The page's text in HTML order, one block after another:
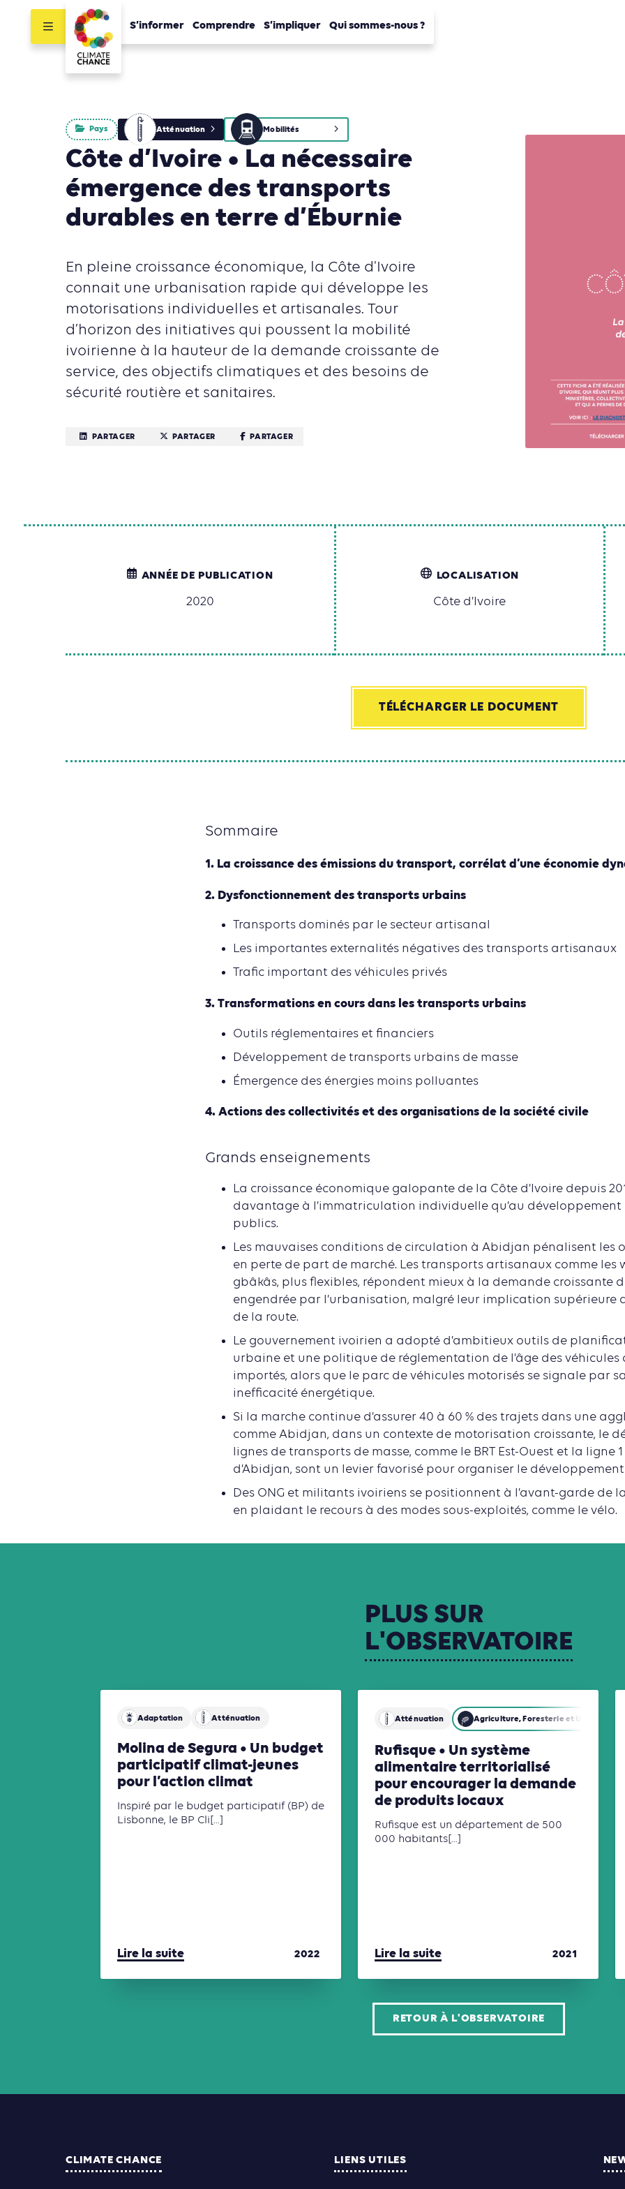
S’informer Comprendre S’impliquer Qui sommes-nous ?
Pays Atténuation Mobilités
Côte d’Ivoire • La nécessaire
émergence des transports
durables en terre d’Éburnie
En pleine croissance économique, la Côte d'Ivoire
connait une urbanisation rapide qui développe les
motorisations individuelles et artisanales. Tour
d’horizon des initiatives qui poussent la mobilité
ivoirienne à la hauteur de la demande croissante de
service, des objectifs climatiques et des besoins de
sécurité routière et sanitaires.
PARTAGER PARTAGER PARTAGER
ANNÉE DE PUBLICATION
2020
LOCALISATION
Côte d’Ivoire
TÉLÉCHARGER LE DOCUMENT
Sommaire
1. La croissance des émissions du transport, corrélat d’une économie
2. Dysfonctionnement des transports urbains
Transports dominés par le secteur artisanal
Les importantes externalités négatives des transports artisanaux
Trafic important des véhicules privés
3. Transformations en cours dans les transports urbains
Outils réglementaires et financiers
Développement de transports urbains de masse
Émergence des énergies moins polluantes
4. Actions des collectivités et des organisations de la société civile
Grands enseignements
La croissance économique galopante de la Côte d’Ivoire depuis
davantage à l’immatriculation individuelle qu’au développement
publics.
Les mauvaises conditions de circulation à Abidjan pénalisent les
en perte de part de marché. Les transports artisanaux comme les
gbâkâs, plus flexibles, répondent mieux à la demande croissante
engendrée par l’urbanisation, malgré leur implication supérieure
de la route.
Le gouvernement ivoirien a adopté d’ambitieux outils de
urbaine et une politique de réglementation de l’âge des véhicules
importés, alors que le parc de véhicules motorisés se signale par
inefficacité énergétique.
Si la marche continue d’assurer 40 à 60 % des trajets dans une
comme Abidjan, dans un contexte de motorisation croissante, le
lignes de transports de masse, comme le BRT Est-Ouest et la ligne
d’Abidjan, sont un levier favorisé pour organiser le
Des ONG et militants ivoiriens se positionnent à l’avant-garde de
en plaidant le recours à des modes sous-exploités, comme le vélo.
PLUS SUR
L'OBSERVATOIRE
Adaptation Atténuation
Molina de Segura • Un budget
participatif climat-jeunes
pour l’action climat
Inspiré par le budget participatif (BP) de
Lisbonne, le BP Cli[...]
Lire la suite 2022
Atténuation Agriculture, Foresterie et Usages des
Rufisque • Un système
alimentaire territorialisé
pour encourager la demande
de produits locaux
Rufisque est un département de 500
000 habitants[...]
Lire la suite 2021
RETOUR À L'OBSERVATOIRE
CLIMATE CHANCE LIENS UTILES